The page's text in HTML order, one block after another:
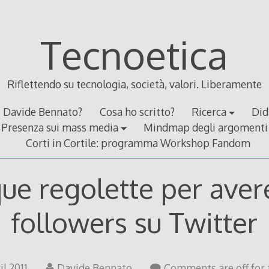
Tecnoetica
Riflettendo su tecnologia, società, valori. Liberamente
Davide Bennato? Cosa ho scritto? Ricerca
Presenza sui mass media
Mindmap degli argomenti
Corti in Cortile: programma Workshop Fandom
regolette per
followers su Twitter